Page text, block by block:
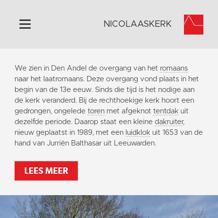
Home
Algemeen
Historie
Omgeving
Activiteiten
Steun ons
Contact
Vaktaal
NICOLAASKERK
We zien in Den Andel de overgang van het romaans
naar het laatromaans. Deze overgang vond plaats in het
begin van de 13e eeuw. Sinds die tijd is het nodige aan
de kerk veranderd. Bij de rechthoekige kerk hoort een
gedrongen, ongelede toren met afgeknot tentdak uit
dezelfde periode. Daarop staat een kleine dakruiter,
nieuw geplaatst in 1989, met een luidklok uit 1653 van de
hand van Jurriën Balthasar uit Leeuwarden.
LEES MEER